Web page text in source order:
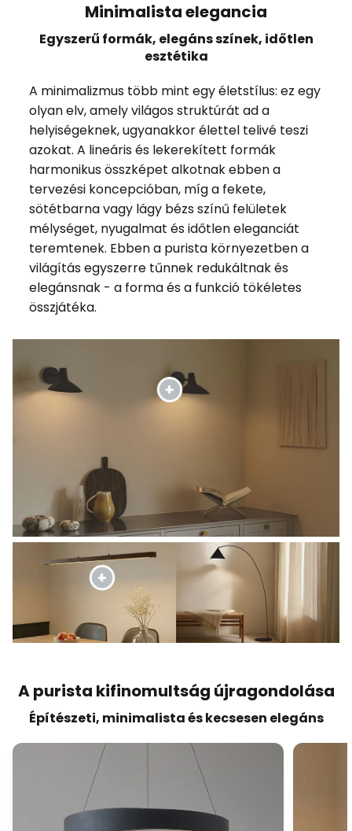
Minimalista elegancia
Egyszerű formák, elegáns színek, időtlen
esztétika
A minimalizmus több mint egy életstílus: ez egy
olyan elv, amely világos struktúrát ad a
helyiségeknek, ugyanakkor élettel telivé teszi
azokat. A lineáris és lekerekített formák
harmonikus összképet alkotnak ebben a
tervezési koncepcióban, míg a fekete,
sötétbarna vagy lágy bézs színű felületek
mélységet, nyugalmat és időtlen eleganciát
teremtenek. Ebben a purista környezetben a
világítás egyszerre tűnnek redukáltnak és
elegánsnak - a forma és a funkció tökéletes
összjátéka.
A purista kifinomultság újragondolása
Építészeti, minimalista és kecsesen elegáns